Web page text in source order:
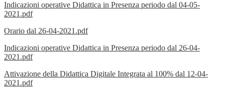
Indicazioni operative Didattica in Presenza periodo dal 04-05-
2021.pdf
Orario dal 26-04-2021.pdf
Indicazioni operative Didattica in Presenza periodo dal 26-04-
2021.pdf
Attivazione della Didattica Digitale Integrata al 100% dal 12-04-
2021.pdf